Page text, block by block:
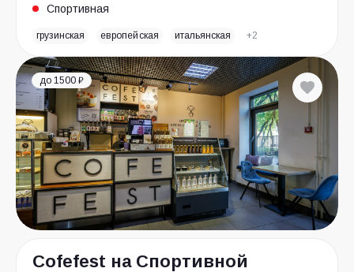
Спортивная
грузинская европейская итальянская +2
до 1500 ₽
Cofefest на Спортивной